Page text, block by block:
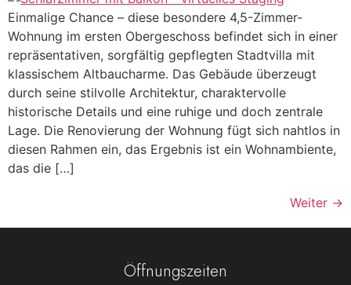
Einmalige Chance – diese besondere 4,5-Zimmer-
Wohnung im ersten Obergeschoss befindet sich in einer
repräsentativen, sorgfältig gepflegten Stadtvilla mit
klassischem Altbaucharme. Das Gebäude überzeugt
durch seine stilvolle Architektur, charaktervolle
historische Details und eine ruhige und doch zentrale
Lage. Die Renovierung der Wohnung fügt sich nahtlos in
diesen Rahmen ein, das Ergebnis ist ein Wohnambiente,
das die […]
Weiter →
Öffnungszeiten